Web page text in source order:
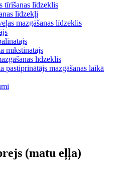
tīrīšanas līdzeklis
līdzekļi
mazgāšanas līdzeklis
mīkstinātājs
līdzeklis
pastiprinātājs mazgāšanas laikā
(matu eļļa)